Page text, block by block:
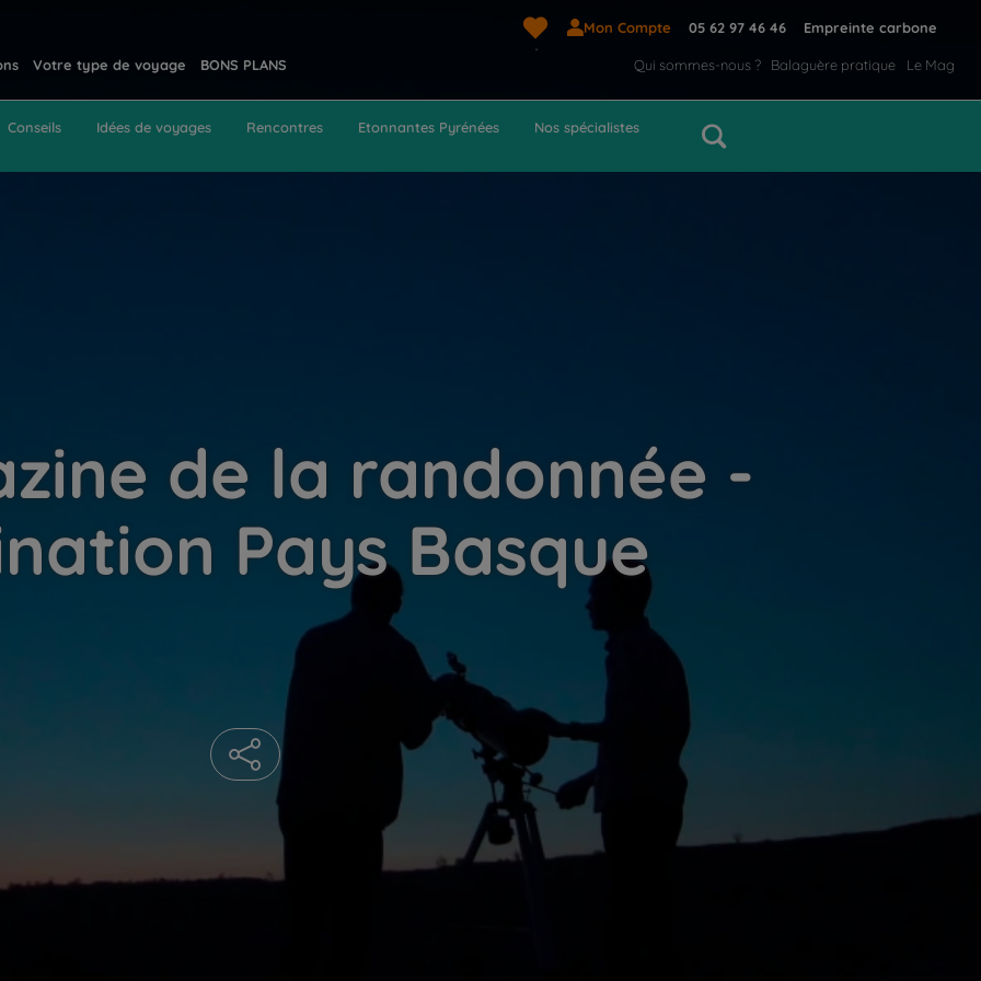
Mon Compte 05 62 97 46 46 Empreinte carbone
Votre type de voyage BONS PLANS Qui sommes-nous ? Balaguère pratique Le Mag
Conseils Idées de voyages Rencontres Etonnantes Pyrénées Nos spécialistes
de la randonnée -
Pays Basque